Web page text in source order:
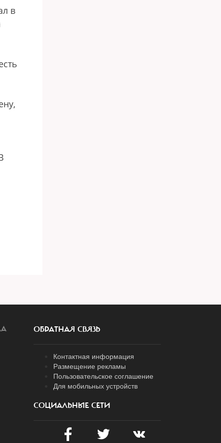
в
ОБРАТНАЯ СВЯЗЬ
Контактная информация
Размещение рекламы
Пользовательское соглашение
Для мобильных устройств
СОЦИАЛЬНЫЕ СЕТИ